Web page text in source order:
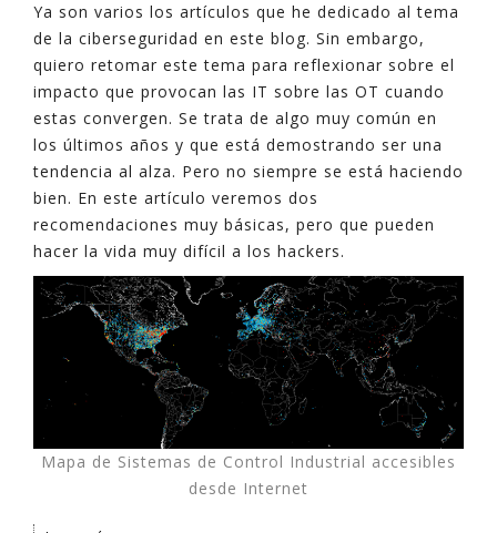
Ya son varios los artículos que he dedicado al tema
de la ciberseguridad en este blog. Sin embargo,
quiero retomar este tema para reflexionar sobre el
impacto que provocan las IT sobre las OT cuando
estas convergen. Se trata de algo muy común en
los últimos años y que está demostrando ser una
tendencia al alza. Pero no siempre se está haciendo
bien. En este artículo veremos dos
recomendaciones muy básicas, pero que pueden
hacer la vida muy difícil a los hackers.
Mapa de Sistemas de Control Industrial accesibles
desde Internet